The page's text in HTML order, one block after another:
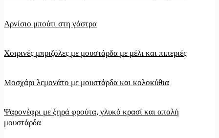
Αρνίσιο μπούτι στη γάστρα
Χοιρινές μπριζόλες με μουστάρδα με μέλι και πιπεριές
Μοσχάρι λεμονάτο με μουστάρδα και κολοκύθια
Ψαρονέφρι με ξηρά φρούτα, γλυκό κρασί και απαλή
μουστάρδα